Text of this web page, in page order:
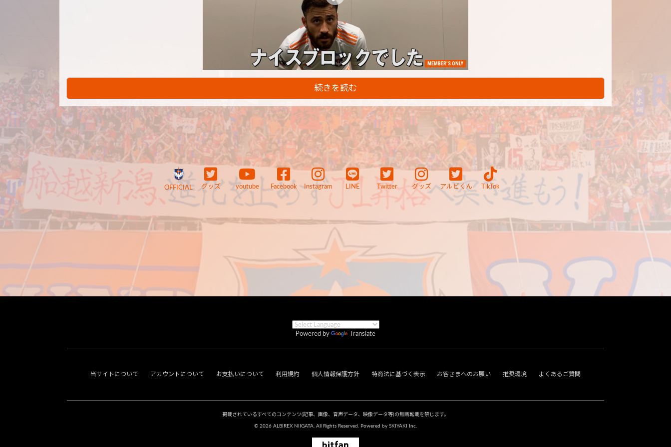
MEMBER'S ONLY
続きを読む
OFFICIAL グッズ youtube Facebook Instagram LINE Twitter グッズ アルビくん TikTok
Powered by Translate
当サイトについて アカウントについて お支払いについて 利用規約 個人情報保護方針 特商法に基づく表示 お客さまへのお願い 推奨環境 よくあるご質問
掲載されているすべてのコンテンツ(記事、画像、音声データ、映像データ等)の無断転載を禁じます。
© 2026 ALBIREX NIIGATA. All Rights Reserved. Powered by SKIYAKI Inc.